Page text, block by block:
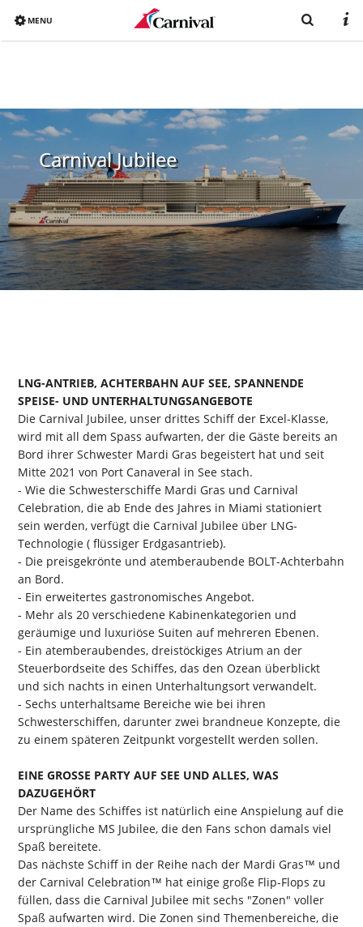
Bereits gebucht?
Reiseziele
Buchen
Schiffe
Urlaub mit Carnival
Katalog
MENU
Carnival Jubilee
LNG-ANTRIEB, ACHTERBAHN AUF SEE, SPANNENDE
SPEISE- UND UNTERHALTUNGSANGEBOTE
Die Carnival Jubilee, unser drittes Schiff der Excel-Klasse,
wird mit all dem Spass aufwarten, der die Gäste bereits an
Bord ihrer Schwester Mardi Gras begeistert hat und seit
Mitte 2021 von Port Canaveral in See stach.
- Wie die Schwesterschiffe Mardi Gras und Carnival
Celebration, die ab Ende des Jahres in Miami stationiert
sein werden, verfügt die Carnival Jubilee über LNG-
Technologie ( flüssiger Erdgasantrieb).
- Die preisgekrönte und atemberaubende BOLT-Achterbahn
an Bord.
- Ein erweitertes gastronomisches Angebot.
- Mehr als 20 verschiedene Kabinenkategorien und
geräumige und luxuriöse Suiten auf mehreren Ebenen.
- Ein atemberaubendes, dreistöckiges Atrium an der
Steuerbordseite des Schiffes, das den Ozean überblickt
und sich nachts in einen Unterhaltungsort verwandelt.
- Sechs unterhaltsame Bereiche wie bei ihren
Schwesterschiffen, darunter zwei brandneue Konzepte, die
zu einem späteren Zeitpunkt vorgestellt werden sollen.
EINE GROSSE PARTY AUF SEE UND ALLES, WAS
DAZUGEHÖRT
Der Name des Schiffes ist natürlich eine Anspielung auf die
ursprüngliche MS Jubilee, die den Fans schon damals viel
Spaß bereitete.
Das nächste Schiff in der Reihe nach der Mardi Gras™ und
der Carnival Celebration™ hat einige große Flip-Flops zu
füllen, dass die Carnival Jubilee mit sechs "Zonen" voller
Spaß aufwarten wird. Die Zonen sind Themenbereiche, die